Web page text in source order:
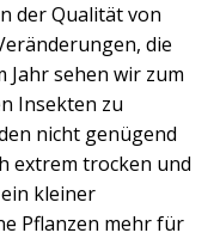
der Qualität von
die
Jahr sehen wir zum
Insekten zu
nicht genügend
extrem trocken und
kleiner
Pflanzen mehr für